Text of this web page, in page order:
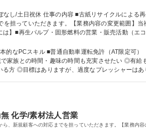
っていただきます。【業務内容の変更範囲】当社
】■再生パルプ・固形燃料の営業・販売活動（エ
型展示会での出展対応・顧客対応（出張あり） ■
/残業ほぼなし/土日祝休
なPCスキル ■普通自動車運転免許（AT限定可）
標はありますが、過度なプレッシャーはありません。
化学/素材法人営業
、新規顧客への対応までを担っていただきます。【業務内